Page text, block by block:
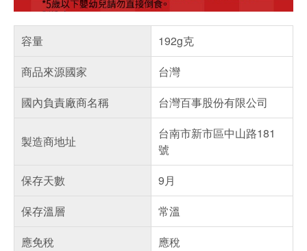
容量
192g克
商品來源國家
台灣
國內負責廠商名稱
台灣百事股份有限公司
製造商地址
台南市新市區中山路181
號
保存天數
9月
保存溫層
常溫
應免稅
應稅